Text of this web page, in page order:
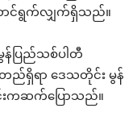
ောင်ရွက်လျှက်ရှိသည်။
န်ပြည်သစ်ပါတီ
းတည်ရှိရာ ဒေသတိုင်း မွန်
းကဆက်ပြောသည်။